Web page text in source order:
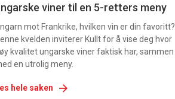
viner til en 5-retters meny
mot Frankrike, hvilken vin er din favoritt?
kvelden inviterer Kullt for å vise deg hvor
kvalitet ungarske viner faktisk har, sammen
en utrolig meny.
hele saken